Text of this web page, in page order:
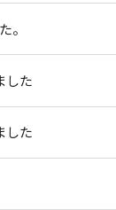
。
した
した